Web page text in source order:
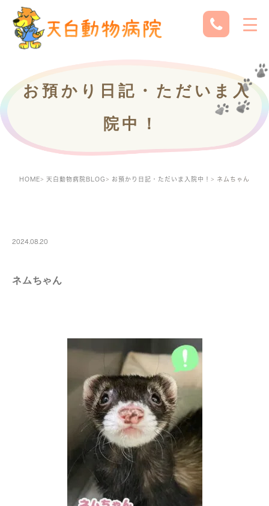
お預かり日記・ただいま入
院中！
HOME 天白動物病院BLOG お預かり日記・ただいま入院中！ ネムちゃん
2024.08.20
ネムちゃん